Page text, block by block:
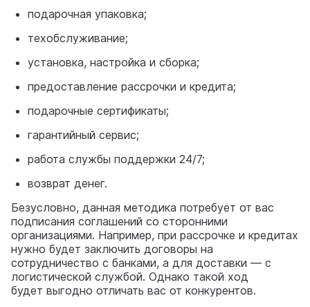
подарочная упаковка;
техобслуживание;
установка, настройка и сборка;
предоставление рассрочки и кредита;
подарочные сертификаты;
гарантийный сервис;
работа службы поддержки 24/7;
возврат денег.
Безусловно, данная методика потребует от вас
подписания соглашений со сторонними
организациями. Например, при рассрочке и кредитах
нужно будет заключить договоры на
сотрудничество с банками, а для доставки — с
логистической службой. Однако такой ход
будет выгодно отличать вас от конкурентов.